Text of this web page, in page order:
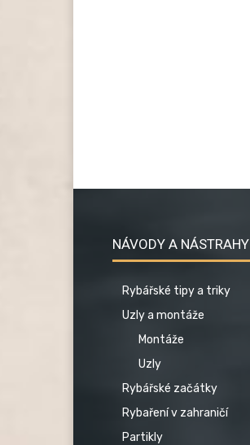
NÁVODY A NÁSTRAHY
Rybářské tipy a triky
Uzly a montáže
Montáže
Uzly
Rybářské začátky
Rybaření v zahraničí
Partikly